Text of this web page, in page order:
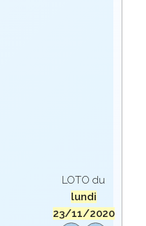
LOTO du
lundi
23/11/2020